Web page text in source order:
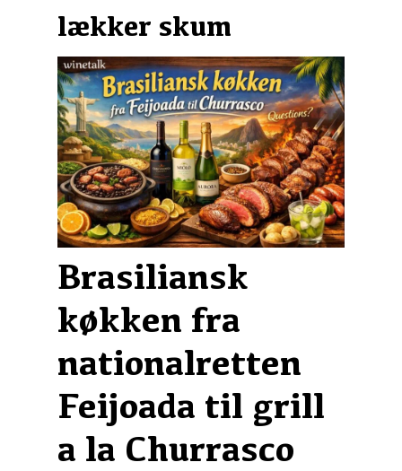
lækker skum
Brasiliansk
køkken fra
nationalretten
Feijoada til grill
a la Churrasco